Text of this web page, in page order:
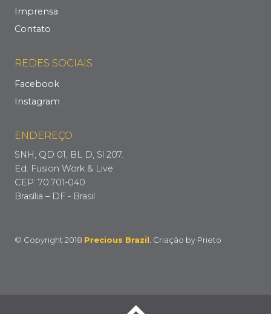
Imprensa
Contato
REDES SOCIAIS
Facebook
Instagram
ENDEREÇO
SNH, QD 01, BL D, Sl 207.
Ed. Fusion Work & Live
CEP: 70.701-040
Brasília – DF - Brasil
© Copyright 2018 Precious Brazil. Criação by Prieto